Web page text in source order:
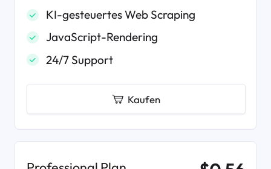
KI-gesteuertes Web Scraping
JavaScript-Rendering
24/7 Support
Kaufen